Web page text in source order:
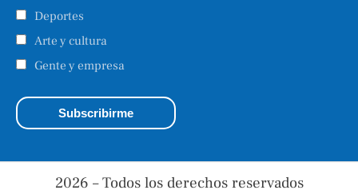
Deportes
Arte y cultura
Gente y empresa
2026 – Todos los derechos reservados